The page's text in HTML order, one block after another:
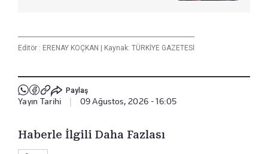
Editör : ERENAY KOÇKAN | Kaynak: TÜRKİYE GAZETESİ
Paylaş
Yayın Tarihi 09 Ağustos, 2026 - 16:05
Haberle İlgili Daha Fazlası